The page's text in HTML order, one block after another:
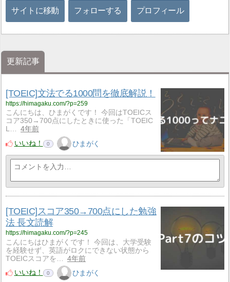
サイトに移動 フォローする プロフィール
更新記事
[TOEIC]文法でる1000問を徹底解説！
https://himagaku.com/?p=259
こんにちは、ひまがくです！ 今回はTOEICス
コア350→700点にしたときに使った「TOEIC
L…
4年前
いいね！
0 ひまがく
[TOEIC]スコア350→700点にした勉強
法 長文読解
https://himagaku.com/?p=245
こんにちはひまがくです！ 今回は、大学受験
を経験せず、英語がロクにできない状態から
TOEICスコアを…
4年前
いいね！
0 ひまがく